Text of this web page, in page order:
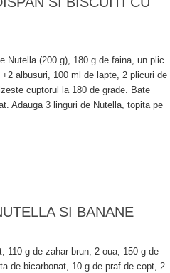
Nutella (200 g), 180 g de faina, un plic
albusuri, 100 ml de lapte, 2 plicuri de
cuptorul la 180 de grade. Bate
Adauga 3 linguri de Nutella, topita pe
SI BANANE
110 g de zahar brun, 2 oua, 150 g de
de bicarbonat, 10 g de praf de copt, 2